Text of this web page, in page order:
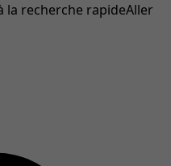
la recherche rapideAller